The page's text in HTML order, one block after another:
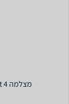
מצלמה DJI Osmo Pocket 4